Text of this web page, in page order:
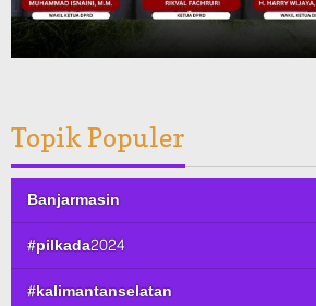
Topik Populer
Banjarmasin
#pilkada2024
#kalimantanselatan